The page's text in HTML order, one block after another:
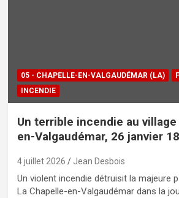
05 - CHAPELLE-EN-VALGAUDÉMAR (LA)
INCENDIE
Un terrible incendie au village
en-Valgaudémar, 26 janvier
4 juillet 2026 Jean Desbois
Un violent incendie détruisit la majeure
La Chapelle-en-Valgaudémar dans la